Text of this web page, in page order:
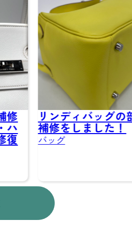
リンディバッグの部分
補修をしました！
バッグ